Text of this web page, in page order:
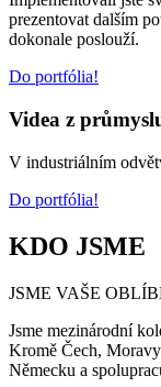
prezentovat dalším
dokonale poslouží.
Do portfólia!
Videa z
V industriálním
Do portfólia!
KDO JSME
JSME VAŠE
Jsme mezinárodní
Kromě Čech,
Německu a